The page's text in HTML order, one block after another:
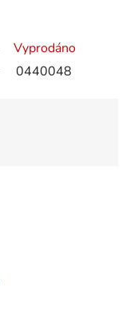
Vyprodáno
0440048